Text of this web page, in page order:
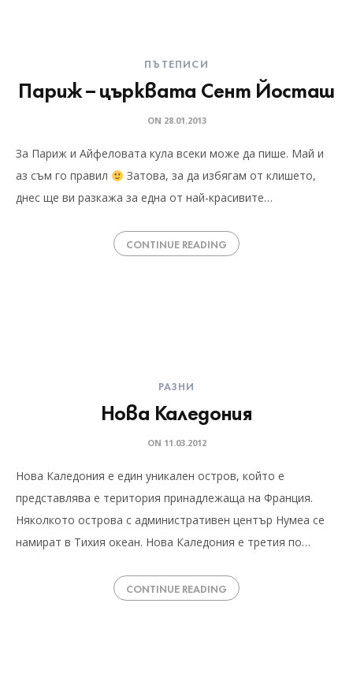
ПЪТЕПИСИ
Париж – църквата Сент Йосташ
ON 28.01.2013
За Париж и Айфеловата кула всеки може да пише. Май и
аз съм го правил
Затова, за да избягам от клишето,
днес ще ви разкажа за една от най-красивите…
CONTINUE READING
РАЗНИ
Нова Каледония
ON 11.03.2012
Нова Каледония е един уникален остров, който е
представлява е територия принадлежаща на Франция.
Няколкото острова с административен център Нумеа се
намират в Тихия океан. Нова Каледония е третия по…
CONTINUE READING